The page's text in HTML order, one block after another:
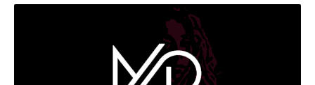
προσδοκίες να είναι σε συνάφεια με τα σωστά
κυνηγούν τα όνειρά τους, να εξελίσσουν τους
αποτύχουν, τουλάχιστον θα έχουν ζήσει το
5. Γράψε μας τους αγαπημένους σου στίχους